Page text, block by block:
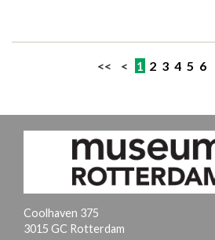
<< < 1 2 3 4 5 6
Coolhaven 375
3015 GC Rotterdam